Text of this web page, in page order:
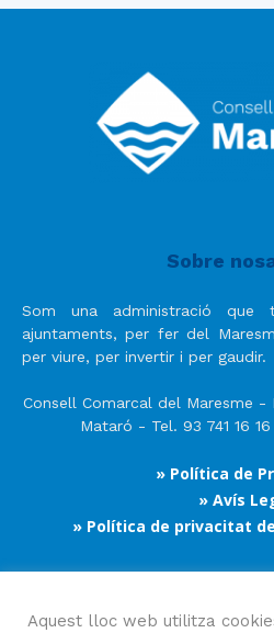
Sobre
Som una administració
ajuntaments, per fer del
per viure, per invertir i per gaudir.
Consell Comarcal del Maresme -
Mataró - Tel. 93 741 16
» Política de
» Avís
» Política de privacitat
Segueix-
Aquest lloc web utilitza